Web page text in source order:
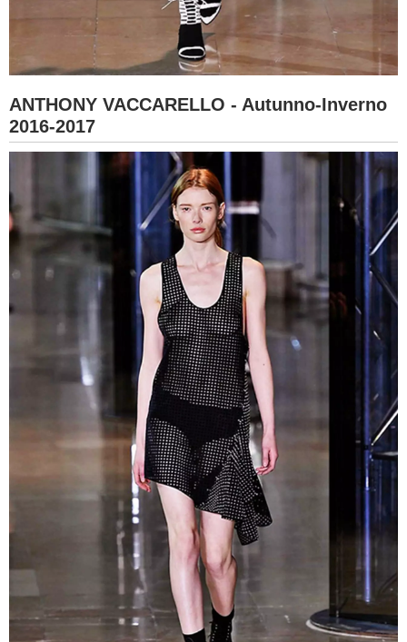
ANTHONY VACCARELLO - Autunno-Inverno
2016-2017